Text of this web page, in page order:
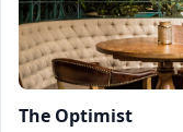
The Optimist